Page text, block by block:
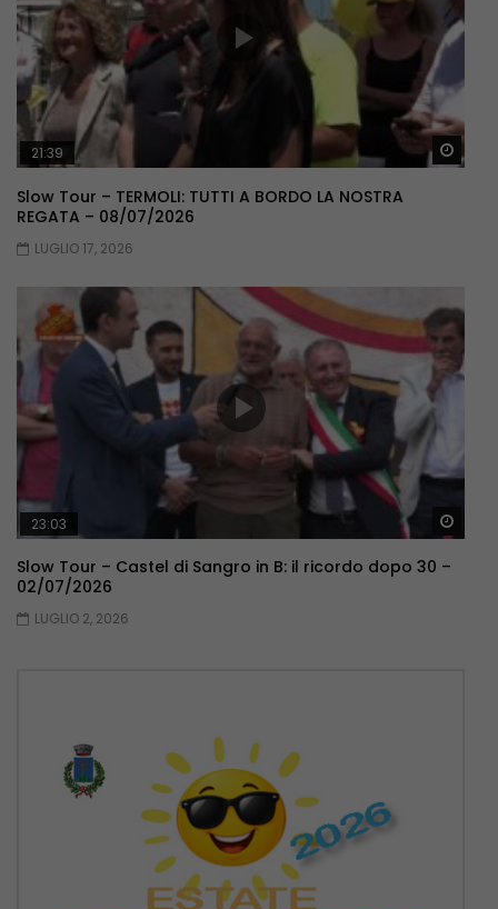
21:39
Slow Tour – TERMOLI: TUTTI A BORDO LA NOSTRA
REGATA – 08/07/2026
LUGLIO 17, 2026
23:03
Slow Tour – Castel di Sangro in B: il ricordo dopo 30 –
02/07/2026
LUGLIO 2, 2026